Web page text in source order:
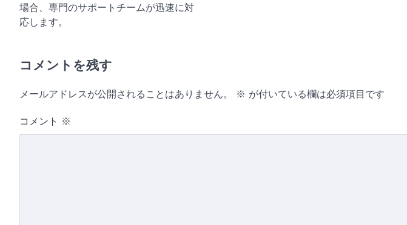
場合、専門のサポートチームが迅速に対
応します。
コメントを残す
メールアドレスが公開されることはありません。 ※ が付いている欄は必須項目です
コメント ※